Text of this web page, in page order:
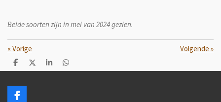
Beide soorten zijn in mei van 2024 gezien.
« Vorige Volgende »
D
e
e
n
D
e
S
h
D
e
F